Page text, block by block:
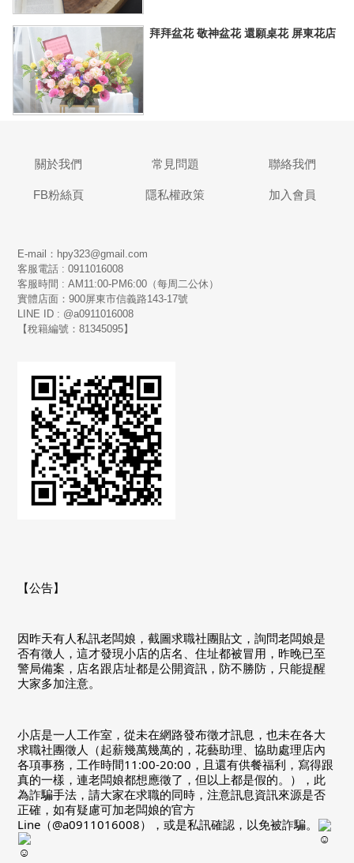
拜拜盆花 敬神盆花 還願桌花 屏東花店
關於我們 常見問題 聯絡我們
FB粉絲頁 隱私權政策 加入會員
E-mail：hpy323@gmail.com
客服電話 : 0911016008
客服時間 : AM11:00-PM6:00（每周二公休）
實體店面：900屏東市信義路143-17號
LINE ID : @a0911016008
【稅籍編號：81345095】
【公告】
因昨天有人私訊老闆娘，截圖求職社團貼文，詢問老闆娘是
否有徵人，這才發現小店的店名、住址都被冒用，昨晚已至
警局備案，店名跟店址都是公開資訊，防不勝防，只能提醒
大家多加注意。
小店是一人工作室，從未在網路發布徵才訊息，也未在各大
求職社團徵人（起薪幾萬幾萬的，花藝助理、協助處理店內
各項事務，工作時間11:00-20:00，且還有供餐福利，寫得跟
真的一樣，連老闆娘都想應徵了，但以上都是假的。），此
為詐騙手法，請大家在求職的同時，注意訊息資訊來源是否
正確，如有疑慮可加老闆娘的官方
Line（@a0911016008），或是私訊確認，以免被詐騙。